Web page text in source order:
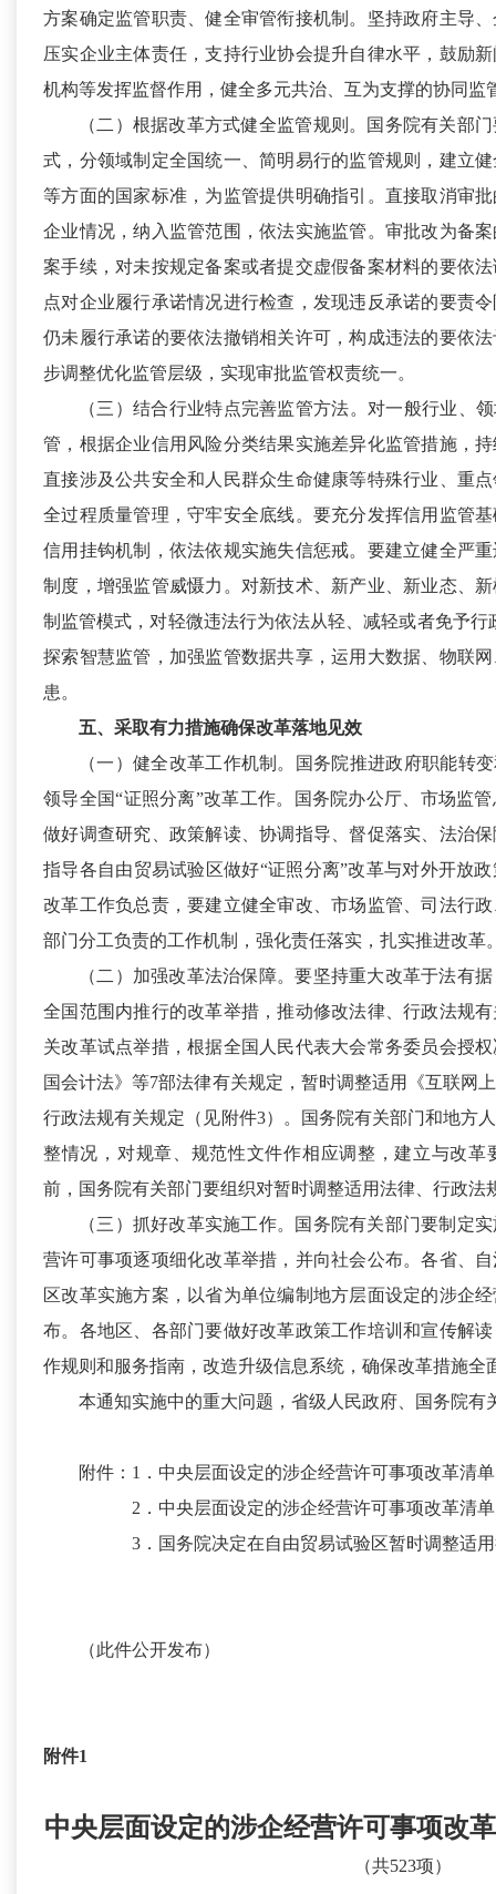
方案确定监管职责、健全审管衔接机制。坚持政府主导
压实企业主体责任，支持行业协会提升自律水平，鼓励
机构等发挥监督作用，健全多元共治、互为支撑的协同监
（二）根据改革方式健全监管规则。 国务院有关部
式，分领域制定全国统一、简明易行的监管规则，建立
等方面的国家标准，为监管提供明确指引。直接取消审
企业情况，纳入监管范围，依法实施监管。审批改为备
案手续，对未按规定备案或者提交虚假备案材料的要依
点对企业履行承诺情况进行检查，发现违反承诺的要责
仍未履行承诺的要依法撤销相关许可，构成违法的要依
步调整优化监管层级，实现审批监管权责统一。
（三）结合行业特点完善监管方法。 对一般行业、
管，根据企业信用风险分类结果实施差异化监管措施，
直接涉及公共安全和人民群众生命健康等特殊行业、重
全过程质量管理，守牢安全底线。要充分发挥信用监管
信用挂钩机制，依法依规实施失信惩戒。要建立健全严
制度，增强监管威慑力。对新技术、新产业、新业态、
制监管模式，对轻微违法行为依法从轻、减轻或者免予行
探索智慧监管，加强监管数据共享，运用大数据、物联
患。
五、采取有力措施确保改革落地见效
（一）健全改革工作机制。
国务院推进政府职能转
领导全国“证照分离”改革工作。国务院办公厅、市场监
做好调查研究、政策解读、协调指导、督促落实、法治
指导各自由贸易试验区做好“证照分离”改革与对外开放
改革工作负总责，要建立健全审改、市场监管、司法行
部门分工负责的工作机制，强化责任落实，扎实推进改革
（二）加强改革法治保障。要坚持重大改革于法有
全国范围内推行的改革举措，推动修改法律、行政法规
关改革试点举措，根据全国人民代表大会常务委员会授
国会计法》等7部法律有关规定，暂时调整适用《互联网
行政法规有关规定（见附件3）。国务院有关部门和地方
整情况，对规章、规范性文件作相应调整，建立与改革
前，国务院有关部门要组织对暂时调整适用法律、行政法
（三）抓好改革实施工作。
国务院有关部门要制定
营许可事项逐项细化改革举措，并向社会公布。各省、
区改革实施方案，以省为单位编制地方层面设定的涉企
布。各地区、各部门要做好改革政策工作培训和宣传解
作规则和服务指南，改造升级信息系统，确保改革措施全
本通知实施中的重大问题，省级人民政府、国务院有
附件：1．中央层面设定的涉企经营许可事项改革清
2．中央层面设定的涉企经营许可事项改革清单
3．国务院决定在自由贸易试验区暂时调整适用
（此件公开发布）
附件1
中央层面设定的涉企经营许可事项改
（共523项）